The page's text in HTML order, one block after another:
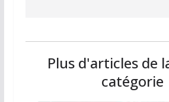
Plus d'articles de
catégorie